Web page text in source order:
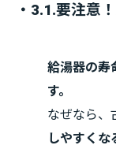
・3.1.要注意
給湯器の寿
す。
なぜなら、
しやすくな